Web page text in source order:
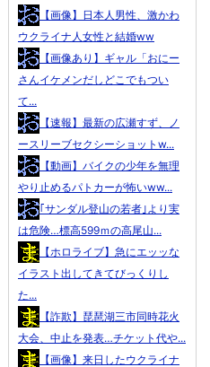
【画像】日本人男性、激かわ
ウクライナ人女性と結婚ww
【画像あり】ギャル「おにー
さんイケメンだしどこでもつい
て...
【速報】最新の広瀬すず、ノ
ースリーブセクシーショットw...
【動画】バイクの少年を無理
やり止めるパトカーが怖いww...
｢サンダル登山の若者｣より実
は危険…標高599ｍの高尾山...
【ホロライブ】急にエッッな
イラスト出してきてびっくりし
た...
【詐欺】琵琶湖三市同時花火
大会、中止を発表…チケット代や...
【画像】来日したウクライナ